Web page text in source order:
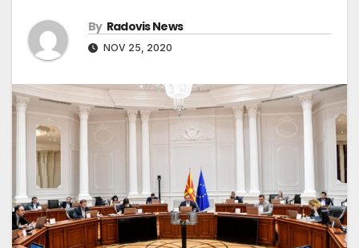
By Radovis News
NOV 25, 2020